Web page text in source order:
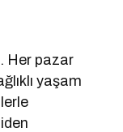
Her pazar
yaşam